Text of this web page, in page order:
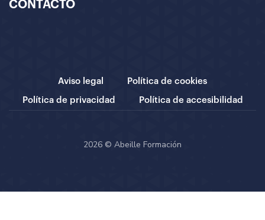
CONTACTO
Aviso legal Política de cookies
Política de privacidad Política de accesibilidad
2026 © Abeille Formación